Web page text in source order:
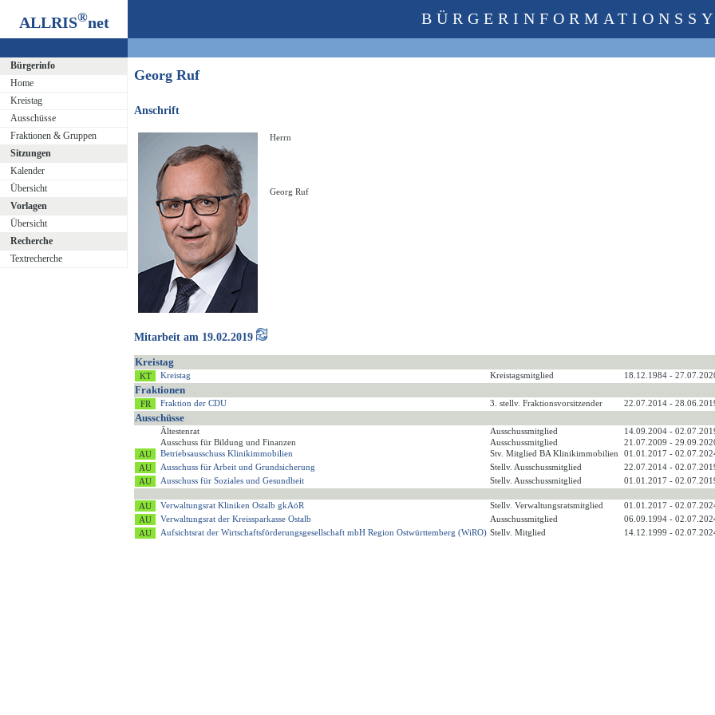
ALLRIS®net
Bürgerinfo
Home
Kreistag
Ausschüsse
Fraktionen & Gruppen
Sitzungen
Kalender
Übersicht
Vorlagen
Übersicht
Recherche
Textrecherche
Georg Ruf
Anschrift
Herrn
Georg Ruf
Mitarbeit am 19.02.2019
Kreistag
Kreistag Kreistagsmitglied 18.12.1984 -
Fraktionen
Fraktion der CDU 3. stellv. Fraktionsvorsitzender 22.07.2014 -
Ausschüsse
Ältestenrat Ausschussmitglied
14.09.2004 -
Ausschuss für Bildung und Finanzen
Ausschussmitglied
21.07.2009 -
Betriebsausschuss Klinikimmobilien
Stv. Mitglied BA Klinikimmobilien
01.01.2017 -
Ausschuss für Arbeit und Grundsicherung
Stellv. Ausschussmitglied
22.07.2014 -
Ausschuss für Soziales und Gesundheit
Stellv. Ausschussmitglied 01.01.2017 -
Verwaltungsrat Kliniken Ostalb gkAöR Stellv. Verwaltungsratsmitglied
01.01.2017 -
Verwaltungsrat der Kreissparkasse Ostalb
Ausschussmitglied
06.09.1994 -
Aufsichtsrat der Wirtschaftsförderungsgesellschaft mbH Region Ostwürttemberg (WiRO) Stellv. Mitglied 14.12.1999 -